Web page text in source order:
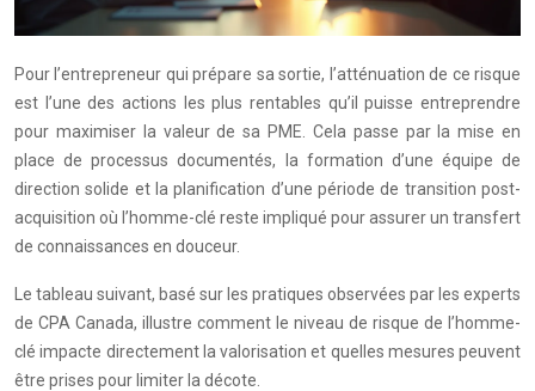
Pour l’entrepreneur qui prépare sa sortie, l’atténuation de ce risque
est l’une des actions les plus rentables qu’il puisse entreprendre
pour maximiser la valeur de sa PME. Cela passe par la mise en
place de processus documentés, la formation d’une équipe de
direction solide et la planification d’une période de transition post-
acquisition où l’homme-clé reste impliqué pour assurer un transfert
de connaissances en douceur.
Le tableau suivant, basé sur les pratiques observées par les experts
de CPA Canada, illustre comment le niveau de risque de l’homme-
clé impacte directement la valorisation et quelles mesures peuvent
être prises pour limiter la décote.